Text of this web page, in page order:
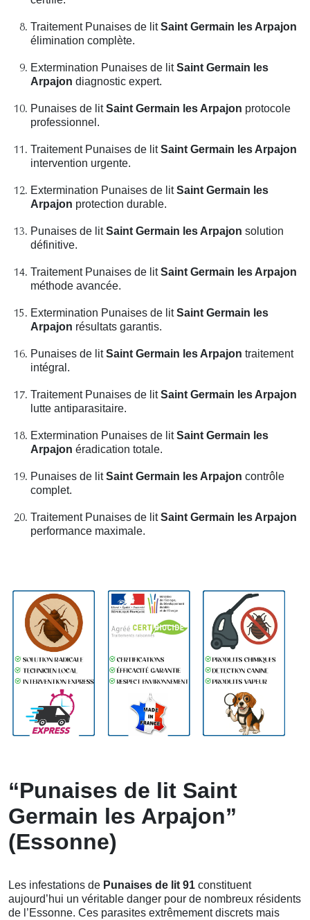
Traitement Punaises de litSaint Germain les Arpajon
élimination complète.
Extermination Punaises de litSaint Germain les
Arpajon diagnostic expert.
Punaises de litSaint Germain les Arpajon protocole
professionnel.
Traitement Punaises de litSaint Germain les Arpajon
intervention urgente.
Extermination Punaises de litSaint Germain les
Arpajon protection durable.
Punaises de litSaint Germain les Arpajon solution
définitive.
Traitement Punaises de litSaint Germain les Arpajon
méthode avancée.
Extermination Punaises de litSaint Germain les
Arpajon résultats garantis.
Punaises de litSaint Germain les Arpajon traitement
intégral.
Traitement Punaises de litSaint Germain les Arpajon
lutte antiparasitaire.
Extermination Punaises de litSaint Germain les
Arpajon éradication totale.
Punaises de litSaint Germain les Arpajon contrôle
complet.
Traitement Punaises de litSaint Germain les Arpajon
performance maximale.
“Punaises de lit Saint
Germain les Arpajon”
(Essonne)
Les infestations de Punaises de lit 91 constituent
aujourd’hui un véritable danger pour de nombreux résidents
de l’Essonne. Ces parasites extrêmement discrets mais